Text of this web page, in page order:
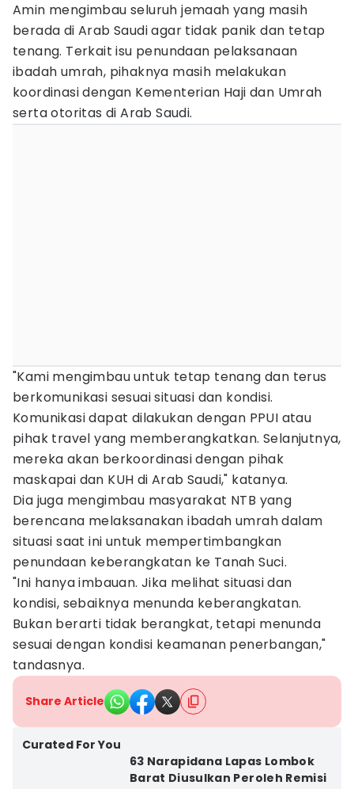
Amin mengimbau seluruh jemaah yang masih
berada di Arab Saudi agar tidak panik dan tetap
tenang. Terkait isu penundaan pelaksanaan
ibadah umrah, pihaknya masih melakukan
koordinasi dengan Kementerian Haji dan Umrah
serta otoritas di Arab Saudi.
"Kami mengimbau untuk tetap tenang dan terus
berkomunikasi sesuai situasi dan kondisi.
Komunikasi dapat dilakukan dengan PPUI atau
pihak travel yang memberangkatkan. Selanjutnya,
mereka akan berkoordinasi dengan pihak
maskapai dan KUH di Arab Saudi," katanya.
Dia juga mengimbau masyarakat NTB yang
berencana melaksanakan ibadah umrah dalam
situasi saat ini untuk mempertimbangkan
penundaan keberangkatan ke Tanah Suci.
"Ini hanya imbauan. Jika melihat situasi dan
kondisi, sebaiknya menunda keberangkatan.
Bukan berarti tidak berangkat, tetapi menunda
sesuai dengan kondisi keamanan penerbangan,"
tandasnya.
Share Article
Curated For You
63 Narapidana Lapas Lombok
Barat Diusulkan Peroleh Remisi